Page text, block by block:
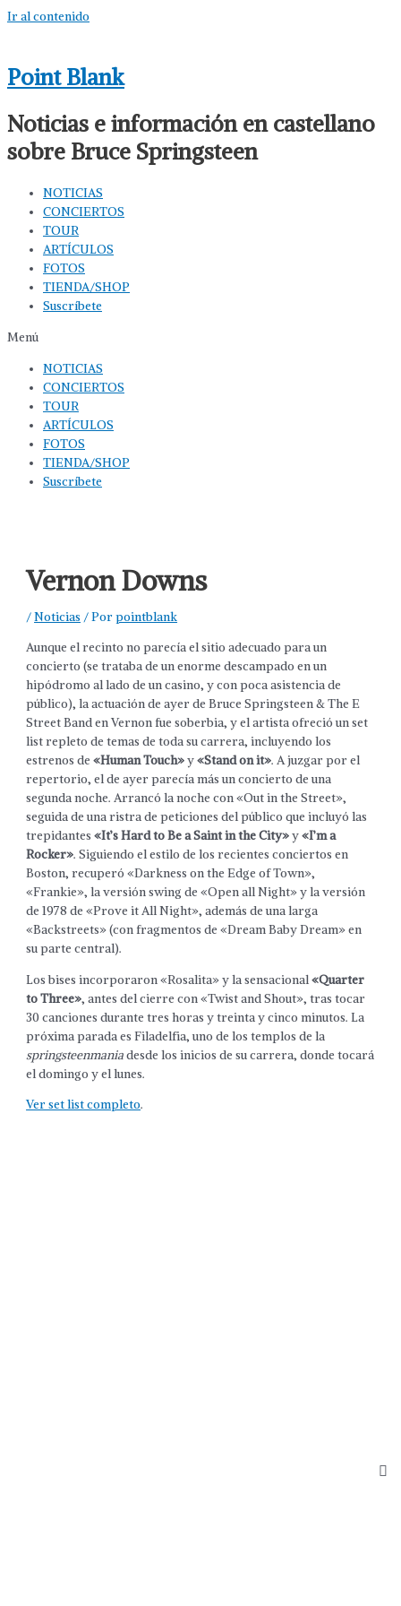
Ir al contenido
Point Blank
Noticias e información en castellano
sobre Bruce Springsteen
NOTICIAS
CONCIERTOS
TOUR
ARTÍCULOS
FOTOS
TIENDA/SHOP
Suscríbete
Menú
NOTICIAS
CONCIERTOS
TOUR
ARTÍCULOS
FOTOS
TIENDA/SHOP
Suscríbete
Vernon Downs
/Noticias / Porpointblank
Aunque el recinto no parecía el sitio adecuado para un
concierto (se trataba de un enorme descampado en un
hipódromo al lado de un casino, y con poca asistencia de
público), la actuación de ayer de Bruce Springsteen & The E
Street Band en Vernon fue soberbia, y el artista ofreció un set
list repleto de temas de toda su carrera, incluyendo los
estrenos de«Human Touch»y«Stand on it». A juzgar por el
repertorio, el de ayer parecía más un concierto de una
segunda noche. Arrancó la noche con «Out in the Street»,
seguida de una ristra de peticiones del público que incluyó las
trepidantes«It’s Hard to Be a Saint in the City»y«I’m a
Rocker». Siguiendo el estilo de los recientes conciertos en
Boston, recuperó «Darkness on the Edge of Town»,
«Frankie», la versión swing de «Open all Night» y la versión
de 1978 de «Prove it All Night», además de una larga
«Backstreets» (con fragmentos de «Dream Baby Dream» en
su parte central).
Los bises incorporaron «Rosalita» y la sensacional«Quarter
to Three», antes del cierre con «Twist and Shout», tras tocar
30 canciones durante tres horas y treinta y cinco minutos. La
próxima parada es Filadelfia, uno de los templos de la
springsteenmaniadesde los inicios de su carrera, donde tocará
el domingo y el lunes.
Ver set list completo.